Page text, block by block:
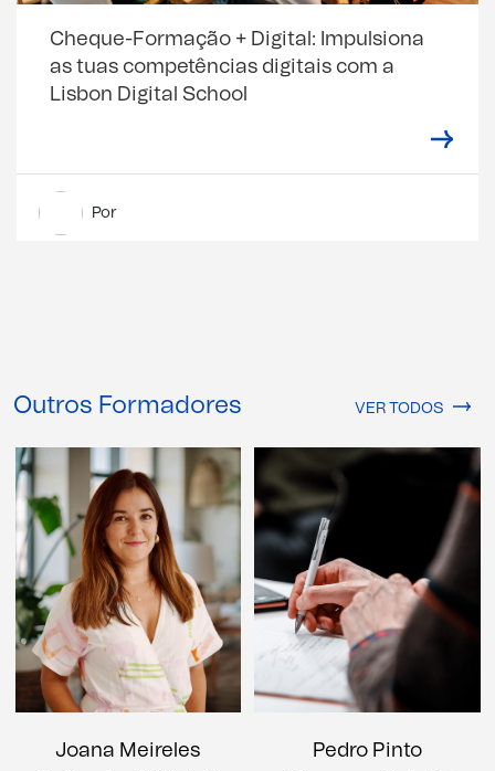
Cheque-Formação + Digital: Impulsiona
as tuas competências digitais com a
Lisbon Digital School
Por
Outros Formadores VER TODOS
Joana Meireles Pedro Pinto